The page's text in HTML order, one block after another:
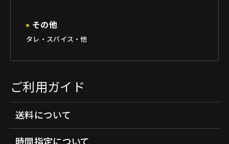
その他
タレ・スパイス・他
ご利用ガイド
送料について
時間指定について